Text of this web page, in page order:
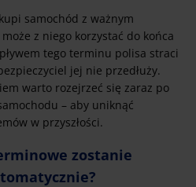
samochód z ważnym
z niego korzystać do końca
tego terminu polisa straci
jej nie przedłuży.
warto rozejrzeć się zaraz po
– aby uniknąć
w przyszłości.
zostanie